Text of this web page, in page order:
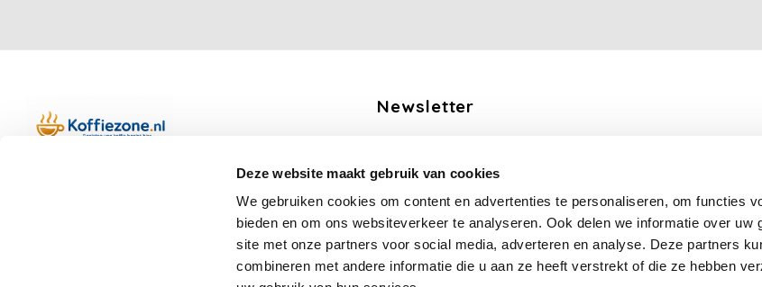
Deze website maakt gebruik van cookies
We gebruiken cookies om content en advertenties te personaliseren, om functies
bieden en om ons websiteverkeer te analyseren. Ook delen we informatie over uw
site met onze partners voor social media, adverteren en analyse. Deze partners
combineren met andere informatie die u aan ze heeft verstrekt of die ze hebben
Op werkdagen telefonisch bereikbaar
Newsletter
Follow us